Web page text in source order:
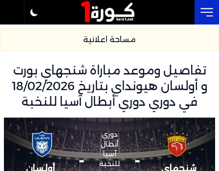
مساحة اعلانية
تفاصيل وموعد مباراة شنجهاي بورت
و أولسان هيونداي بتاريخ 18/02/2026
في دوري دوري أبطال آسيا للنخبة
شنجهاي
-
دوري
أبطال
آسيا
للنخبة
-
أولسان